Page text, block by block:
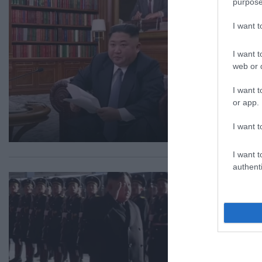
I want
I want
web or
I want
or app.
I want
I want